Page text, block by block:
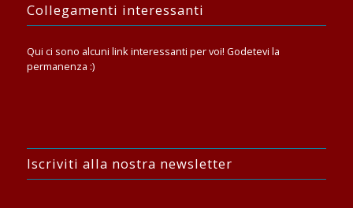
Collegamenti interessanti
Qui ci sono alcuni link interessanti per voi! Godetevi la
permanenza :)
Iscriviti alla nostra newsletter